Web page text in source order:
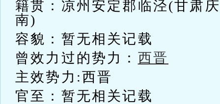
籍贯：凉州安定郡临泾(甘肃
南)
容貌：暂无相关记载
曾效力过的势力： 西晋
主效势力:西晋
官至：暂无相关记载